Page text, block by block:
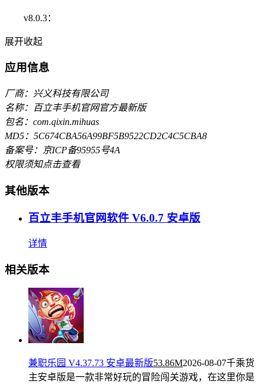
v8.0.3：
展开收起
应用信息
厂商：兴义科技有限公司
名称：百立丰手机官网官方最新版
包名：com.qixin.mihuas
MD5：5C674CBA56A99BF5B9522CD2C4C5CBA8
备案号：京ICP备95955号4A
权限须知点击查看
其他版本
百立丰手机官网软件 V6.0.7 安卓版
详情
相关版本
兼职乐园 V4.37.73 安卓最新版53.86M2026-08-07千乘货
主安卓版是一款非常好玩的冒险闯关游戏，在这里你是